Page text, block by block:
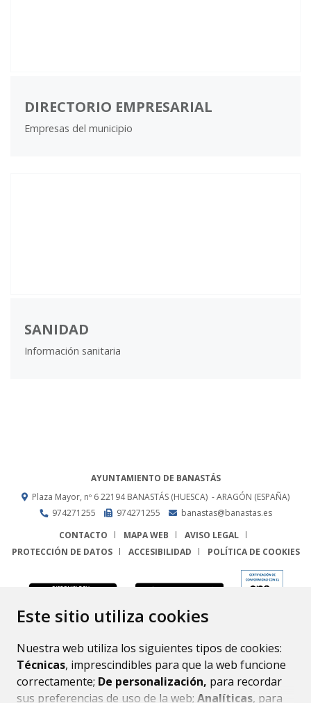
Este sitio utiliza cookies
Nuestra web utiliza los siguientes tipos de cookies:
Técnicas, imprescindibles para que la web funcione
correctamente; De personalización, para recordar
sus preferencias de uso de la web; Analíticas, para
DIRECTORIO EMPRESARIAL
Empresas del municipio
SANIDAD
Información sanitaria
AYUNTAMIENTO DE BANASTÁS
Plaza Mayor, nº 622194 BANASTÁS (HUESCA) - ARAGÓN (ESPAÑA)
974271255
974271255
banastas@banastas.es
CONTACTO
MAPA WEB
AVISO LEGAL
PROTECCIÓN DE DATOS
ACCESIBILIDAD POLÍTICA DE COOKIES